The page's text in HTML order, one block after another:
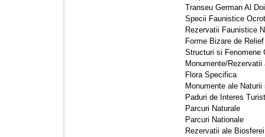
Transeu German Al
Specii Faunistice
Rezervatii Faunistice
Forme Bizare de
Structuri si Fenomene
Monumente/
Flora Specifica
Monumente ale
Paduri de Interes
Parcuri Naturale
Parcuri Nationale
Rezervatii ale Biosferei